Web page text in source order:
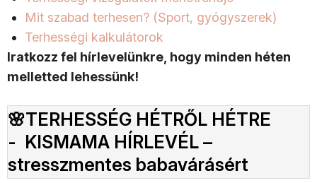
Mit szabad terhesen? (Sport, gyógyszerek)
Terhességi kalkulátorok
Iratkozz fel hírlevelünkre, hogy minden héten
melletted lehessünk!
🌸TERHESSÉG HÉTRŐL HÉTRE
- KISMAMA HÍRLEVÉL –
stresszmentes babavárásért